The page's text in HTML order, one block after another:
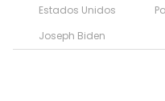
Estados Unidos
Joseph Biden